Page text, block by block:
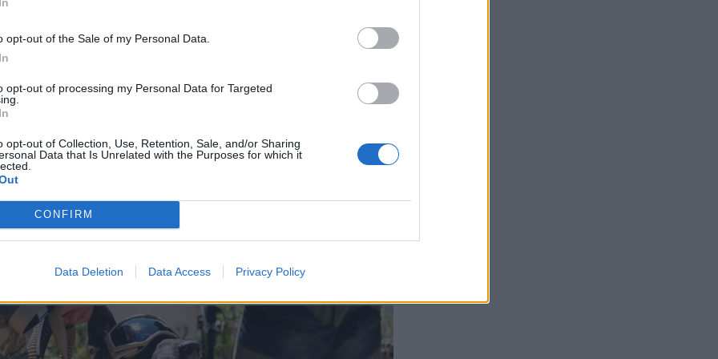
opt-out of the Sale of my Personal Data.
opt-out of processing my Personal Data for Targeted
opt-out of Collection, Use, Retention, Sale, and/or Sharing
Data that Is Unrelated with the Purposes for which it
CONFIRM
Data Deletion Data Access Privacy Policy
του, ο κ. Δαβάκης ανέφερε:
εδώ, στο Λουτράκι, για να αποτίσουμε τον ελάχιστο
του Όπλου του Μηχανικού, σε εκείνους τους
και Οπλίτες που έδωσαν τη ζωή τους εν ώρα
την Πατρίδα με αυταπάρνηση.